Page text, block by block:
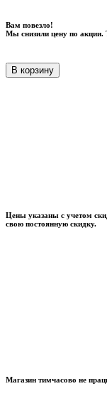
Вам повезло!
Мы снизили цену по акции.
В корзину
Цены указаны с учетом
свою постоянную скидку.
Магазин тимчасово не